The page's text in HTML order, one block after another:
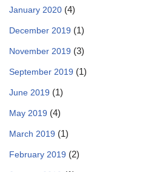
January 2020 (4)
December 2019 (1)
November 2019 (3)
September 2019 (1)
June 2019 (1)
May 2019 (4)
March 2019 (1)
February 2019 (2)